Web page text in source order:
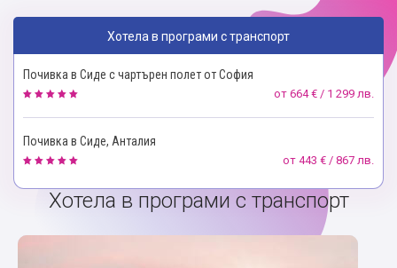
Хотела в програми с транспорт
Почивка в Сиде с чартърен полет от София
от 664 € / 1 299 лв.
Почивка в Сиде, Анталия
от 443 € / 867 лв.
Хотела в програми с транспорт